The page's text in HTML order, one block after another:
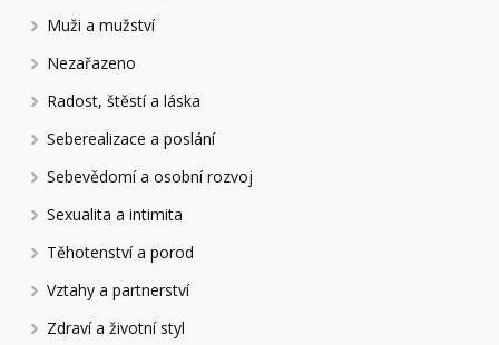
Muži a mužství
Nezařazeno
Radost, štěstí a láska
Seberealizace a poslání
Sebevědomí a osobní rozvoj
Sexualita a intimita
Těhotenství a porod
Vztahy a partnerství
Zdraví a životní styl